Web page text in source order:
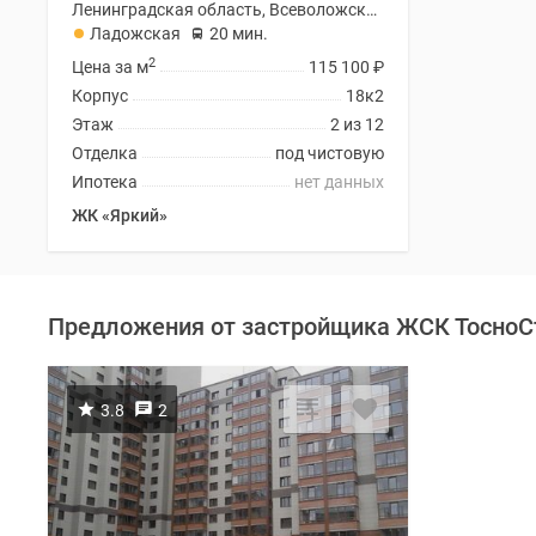
Ленинградская область, Всеволожский район
Ладожская
20 мин.
115 100 ₽
Цена за м2
18к2
Корпус
2 из 12
Этаж
под чистовую
Отделка
нет данных
Ипотека
ЖК «Яркий»
Предложения от застройщика ЖСК
3.8 2